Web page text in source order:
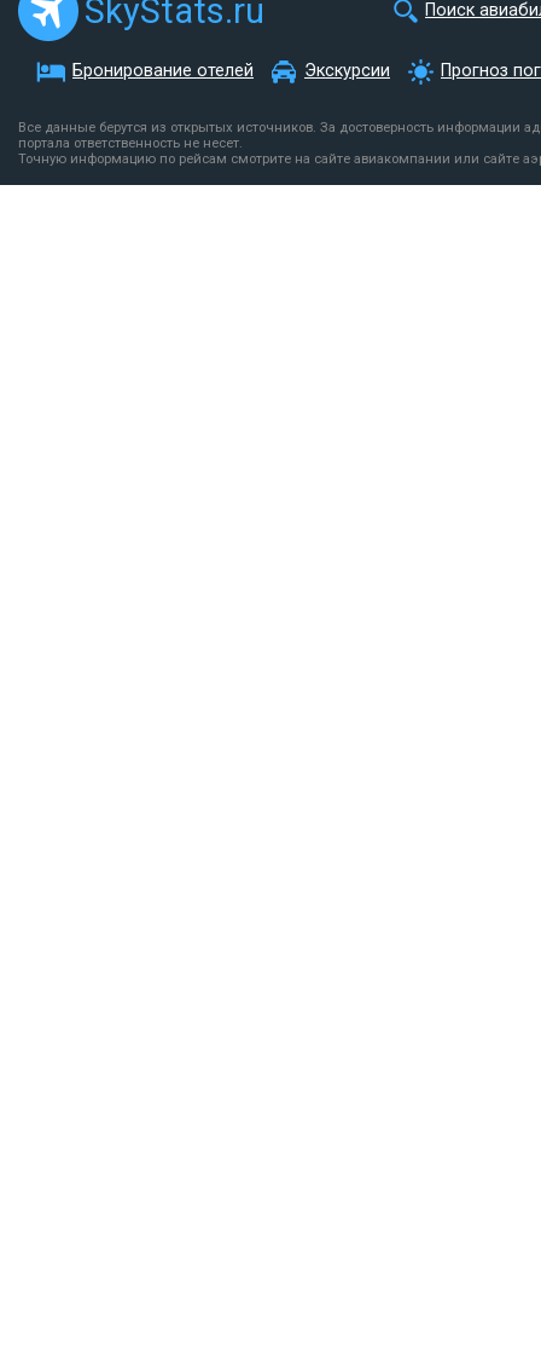
SkyStats.ru Поиск
Бронирование отелей Экскурсии Прогноз
Все данные берутся из открытых источников. За достоверность информации
портала ответственность не несет.
Точную информацию по рейсам смотрите на сайте авиакомпании или сайте